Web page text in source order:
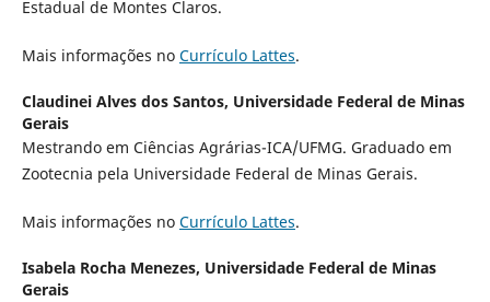
Estadual de Montes Claros.
Mais informações no Currículo Lattes.
Claudinei Alves dos Santos, Universidade Federal de Minas
Gerais
Mestrando em Ciências Agrárias-ICA/UFMG. Graduado em
Zootecnia pela Universidade Federal de Minas Gerais.
Mais informações no Currículo Lattes.
Isabela Rocha Menezes, Universidade Federal de Minas
Gerais